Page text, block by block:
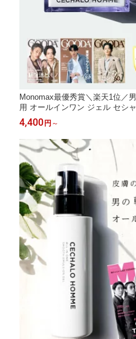
Monomax最優秀賞＼楽天1位／
用 オールインワン ジェル セシ
ージェル メンズ ギフト 男性 ス
小じわ 彼氏 夫 花粉症
4,400 円 ～